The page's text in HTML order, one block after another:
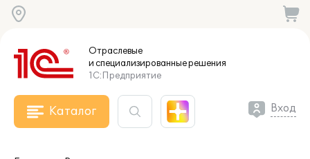
Отраслевые
и специализированныерешения
1С:Предприятие
Каталог Вход